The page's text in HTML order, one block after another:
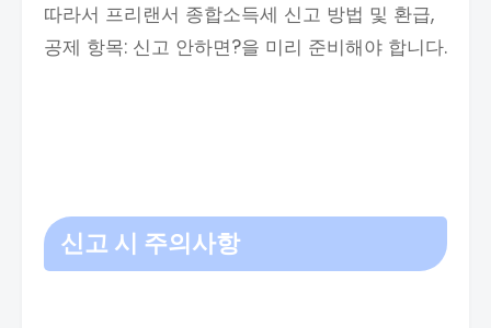
따라서 프리랜서 종합소득세 신고 방법 및 환급,
공제 항목: 신고 안하면?을 미리 준비해야 합니다.
신고 시 주의사항